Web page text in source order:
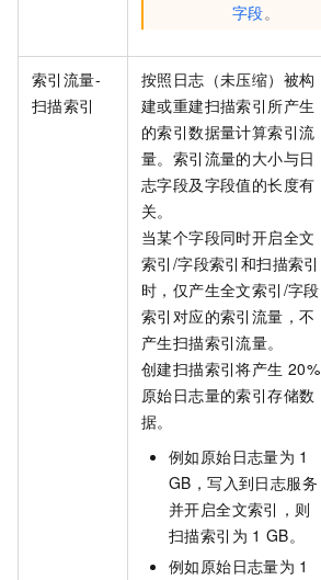
字段。
索引流量-
扫描索引
按照日志（未压缩）被构
建或重建扫描索引所产生
的索引数据量计算索引流
量。索引流量的大小与日
志字段及字段值的长度有
关。
当某个字段同时开启全文
索引/字段索引和扫描索引
时，仅产生全文索引/字段
索引对应的索引流量，不
产生扫描索引流量。
创建扫描索引将产生 20%
原始日志量的索引存储数
据。
例如原始日志量为 1
GB，写入到日志服务
并开启全文索引，则
扫描索引为 1 GB。
例如原始日志量为 1